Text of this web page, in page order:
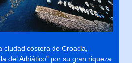
ciudad costera de Croacia,
del Adriático” por su gran riqueza